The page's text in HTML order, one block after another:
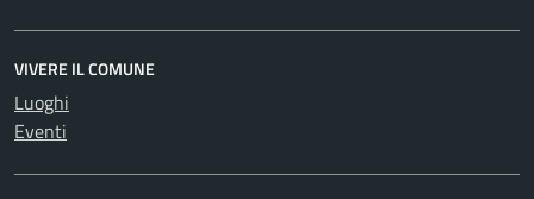
VIVERE IL COMUNE
Luoghi
Eventi